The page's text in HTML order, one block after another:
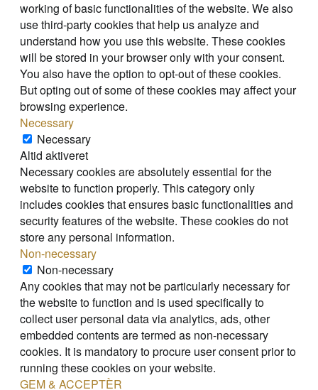
working of basic functionalities of the website. We also
use third-party cookies that help us analyze and
understand how you use this website. These cookies
will be stored in your browser only with your consent.
You also have the option to opt-out of these cookies.
But opting out of some of these cookies may affect your
browsing experience.
Necessary
Necessary
Altid aktiveret
Necessary cookies are absolutely essential for the
website to function properly. This category only
includes cookies that ensures basic functionalities and
security features of the website. These cookies do not
store any personal information.
Non-necessary
Non-necessary
Any cookies that may not be particularly necessary for
the website to function and is used specifically to
collect user personal data via analytics, ads, other
embedded contents are termed as non-necessary
cookies. It is mandatory to procure user consent prior to
running these cookies on your website.
GEM & ACCEPTÈR